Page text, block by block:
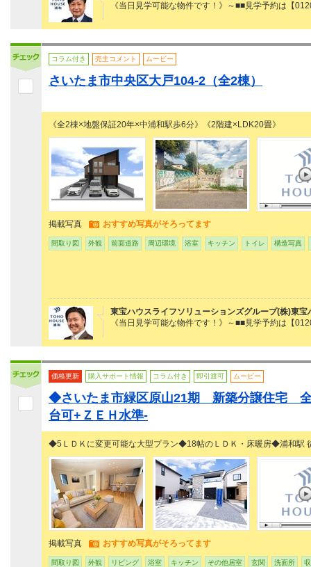
《当日見学可能な物件です！》～■■見学予約は【
コラム付き 売主コメント ムービー
さいたま市中央区大戸104-2（全2棟）
《全2棟×地盤保証20年×中浦和駅歩6分》《2階建×LDK20畳》
掲載写真 おすすめ写真がそろってます
間取り図 外観 前面道路 周辺環境 浴室 キッチン トイレ 構造写真
東宝ハウスライフソリューションズグループ(株)東宝
《当日見学可能な物件です！》～■■見学予約は【
価格更新 購入サポート情報 コラム付き 即引渡可 ムービー
◆さいたま市緑区原山21期 新築分譲住宅
台可+ＺＥＨ水準-
◆5ＬＤＫに変更可能な大型プラン◆18帖のＬＤＫ・床暖房◆浦和駅
掲載写真 おすすめ写真がそろってます
間取り図 外観 リビング 浴室 キッチン その他居室 玄関 洗面所